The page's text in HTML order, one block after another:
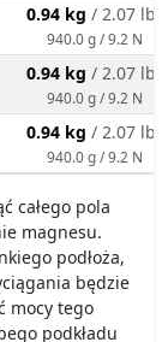
0.94 kg / 2.07 lbs
940.0 g / 9.2 N
0.94 kg / 2.07 lbs
940.0 g / 9.2 N
0.94 kg / 2.07 lbs
940.0 g / 9.2 N
całego pola
magnesu.
podłoża,
będzie
mocy tego
podkładu